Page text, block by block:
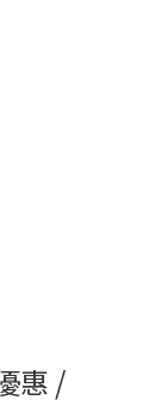
惠 /